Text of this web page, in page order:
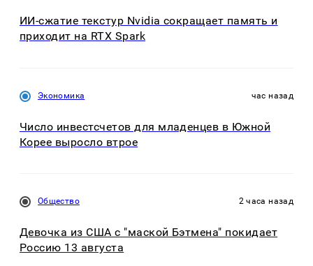
ИИ-сжатие текстур Nvidia сокращает память и
приходит на RTX Spark
Экономика час назад
Число инвестсчетов для младенцев в Южной
Корее выросло втрое
Общество 2 часа назад
Девочка из США с "маской Бэтмена" покидает
Россию 13 августа